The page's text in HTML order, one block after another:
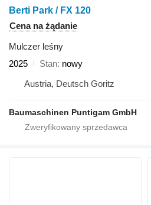
Berti Park / FX 120
Cena na żądanie
Mulczer leśny
2025
Stan nowy
Austria, Deutsch Goritz
Baumaschinen Puntigam GmbH